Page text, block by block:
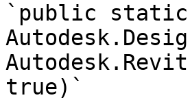
`public static
true)`